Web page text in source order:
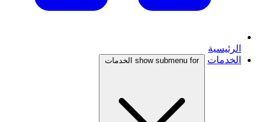
الرئيسية
الخدمات
show submenu for الخدمات